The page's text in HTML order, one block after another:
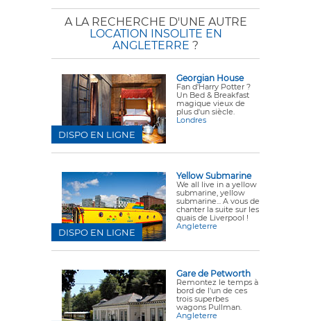
A LA RECHERCHE D'UNE AUTRE
LOCATION INSOLITE EN
ANGLETERRE ?
Georgian House
Fan d'Harry Potter ?
Un Bed & Breakfast
magique vieux de
plus d'un siècle.
Londres
DISPO EN LIGNE
Yellow Submarine
We all live in a yellow
submarine, yellow
submarine... A vous de
chanter la suite sur les
quais de Liverpool !
Angleterre
DISPO EN LIGNE
Gare de Petworth
Remontez le temps à
bord de l'un de ces
trois superbes
wagons Pullman.
Angleterre